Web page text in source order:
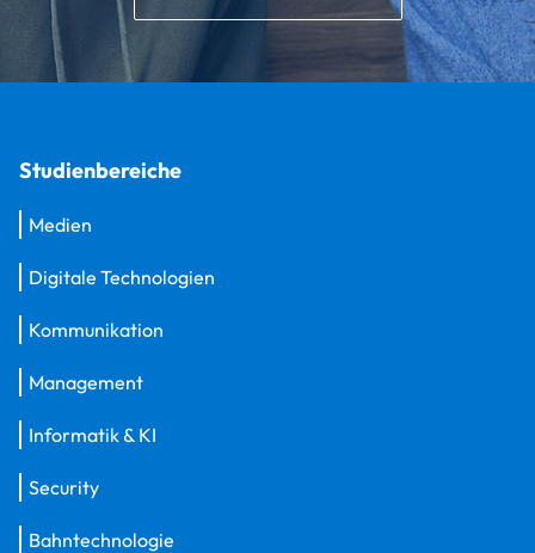
Studienbereiche
Medien
Digitale Technologien
Kommunikation
Management
Informatik & KI
Security
Bahntechnologie